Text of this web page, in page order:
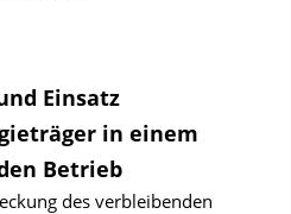
Einsatz
in einem
Betrieb
des verbleibenden